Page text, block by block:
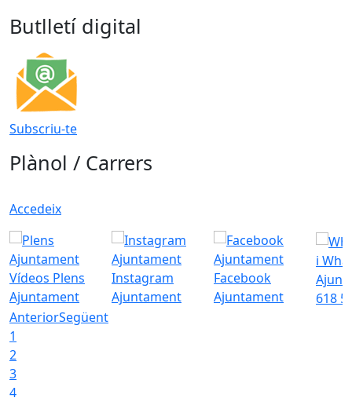
Butlletí digital
Subscriu-te
Plànol / Carrers
Accedeix
Vídeos Plens
Ajuntament
Instagram
Ajuntament
Facebook
Ajuntament
i
618
AnteriorSegüent
1
2
3
4